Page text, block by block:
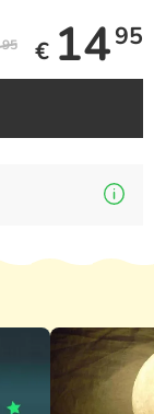
95 € 1495